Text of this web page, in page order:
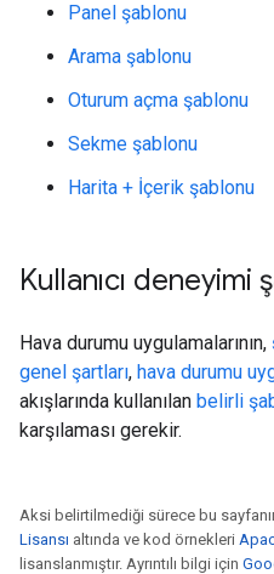
Panel şablonu
Arama şablonu
Oturum açma şablonu
Sekme şablonu
Harita + İçerik şablonu
Kullanıcı deneyimi
Hava durumu uygulamalarının,
genel şartları, hava durumu
akışlarında kullanılan belirli
karşılaması gerekir.
Aksi belirtilmediği sürece bu
Lisansı altında ve kod örnekleri
lisanslanmıştır. Ayrıntılı bilgi için